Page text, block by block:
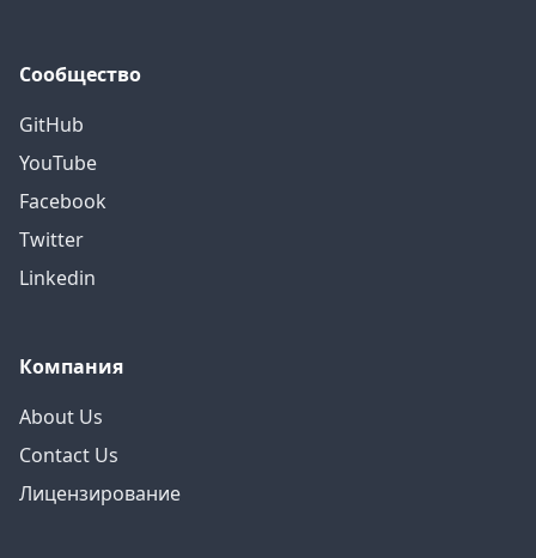
Сообщество
GitHub
YouTube
Facebook
Twitter
Linkedin
Компания
About Us
Contact Us
Лицензирование